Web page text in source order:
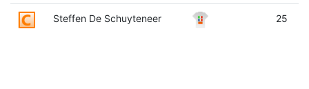
Steffen De Schuyteneer 25